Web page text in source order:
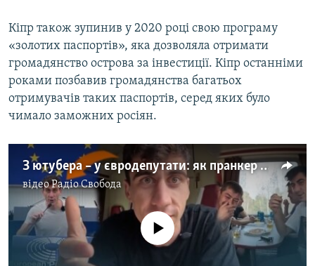
Кіпр також зупинив у 2020 році свою програму
«золотих паспортів», яка дозволяла отримати
громадянство острова за інвестиції. Кіпр останніми
роками позбавив громадянства багатьох
отримувачів таких паспортів, серед яких було
чимало заможних росіян.
З ютубера – у євродепутати: як пранкер з Кіпру потрапив у Європарламент і чому голосує проти України
відеоРадіо Свобода
No media source currently available